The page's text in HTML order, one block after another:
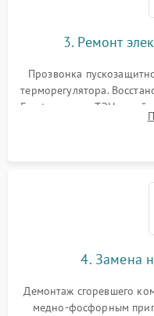
3. Ремонт
Прозвонка
терморегулятора.
Frost, включая ТЭН
платы
4. Замена
Демонтаж сгоревшего
медно-фосфорным